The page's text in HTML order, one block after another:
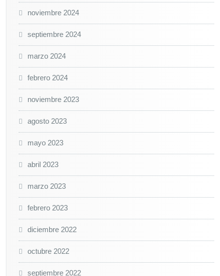
noviembre 2024
septiembre 2024
marzo 2024
febrero 2024
noviembre 2023
agosto 2023
mayo 2023
abril 2023
marzo 2023
febrero 2023
diciembre 2022
octubre 2022
septiembre 2022